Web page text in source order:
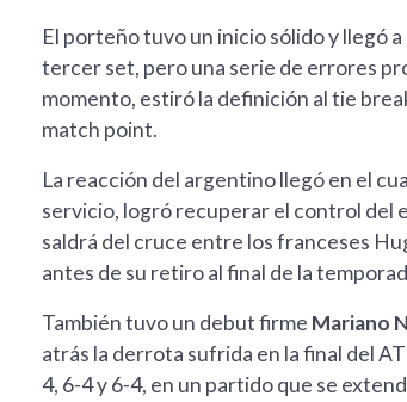
El porteño tuvo un inicio sólido y llegó
tercer set, pero una serie de errores
momento, estiró la definición al tie
match point.
La reacción del argentino llegó en el
servicio, logró recuperar el control del
saldrá del cruce entre los franceses
antes de su retiro al final de la
También tuvo un debut firme Mariano
atrás la derrota sufrida en la final del
4, 6-4 y 6-4, en un partido que se